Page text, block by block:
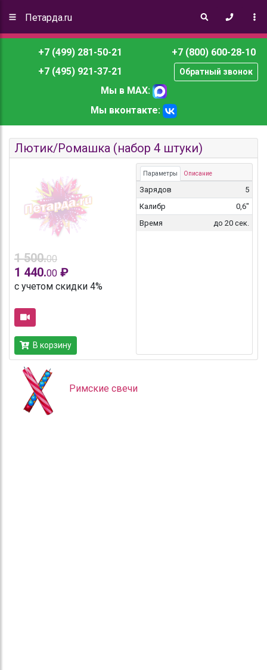
Петарда.ru
+7 (499) 281-50-21
+7 (495) 921-37-21
+7 (800) 600-28-10
Обратный звонок
Мы в MAX:
Мы вконтакте:
Лютик/Ромашка (набор 4 штуки)
1 500.00
1 440.00 ₽
с учетом скидки 4%
В корзину
Параметры Описание
Зарядов
5
Калибр
0,6"
Время
до 20 сек.
Римские свечи